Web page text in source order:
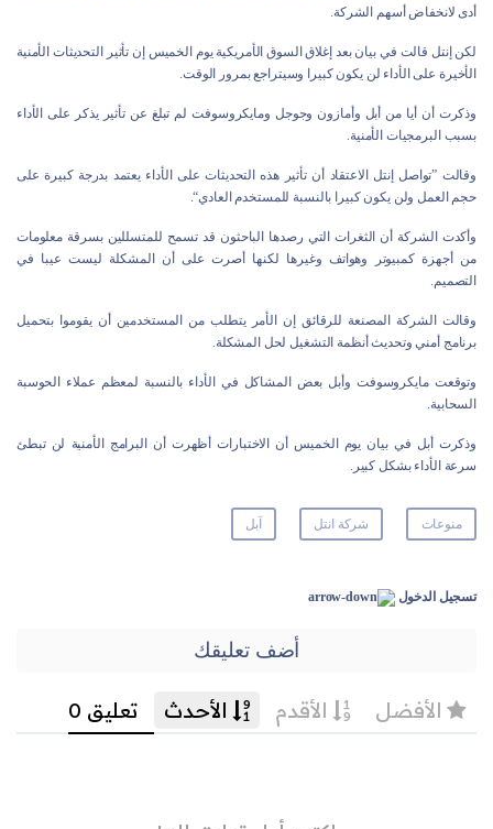
أدى لانخفاض أسهم الشركة.
لكن إنتل قالت في بيان بعد إغلاق السوق الأمريكية يوم الخميس إن تأثير التحديثات الأمنية
الأخيرة على الأداء لن يكون كبيرا وسيتراجع بمرور الوقت.
وذكرت أن أيا من أبل وأمازون وجوجل ومايكروسوفت لم تبلغ عن تأثير يذكر على الأداء
بسبب البرمجيات الأمنية.
وقالت ”تواصل إنتل الاعتقاد أن تأثير هذه التحديثات على الأداء يعتمد بدرجة كبيرة على
حجم العمل ولن يكون كبيرا بالنسبة للمستخدم العادي“.
وأكدت الشركة أن الثغرات التي رصدها الباحثون قد تسمح للمتسللين بسرقة معلومات
من أجهزة كمبيوتر وهواتف وغيرها لكنها أصرت على أن المشكلة ليست عيبا في
التصميم.
وقالت الشركة المصنعة للرقائق إن الأمر يتطلب من المستخدمين أن يقوموا بتحميل
برنامج أمني وتحديث أنظمة التشغيل لحل المشكلة.
وتوقعت مايكروسوفت وأبل بعض المشاكل في الأداء بالنسبة لمعظم عملاء الحوسبة
السحابية.
وذكرت أبل في بيان يوم الخميس أن الاختبارات أظهرت أن البرامج الأمنية لن تبطئ
سرعة الأداء بشكل كبير.
منوعات شركة انتل آبل
تسجيل الدخول
أضف تعليقك